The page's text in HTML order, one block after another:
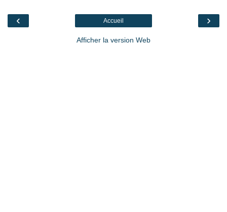
‹ ›
Accueil
Afficher la version Web